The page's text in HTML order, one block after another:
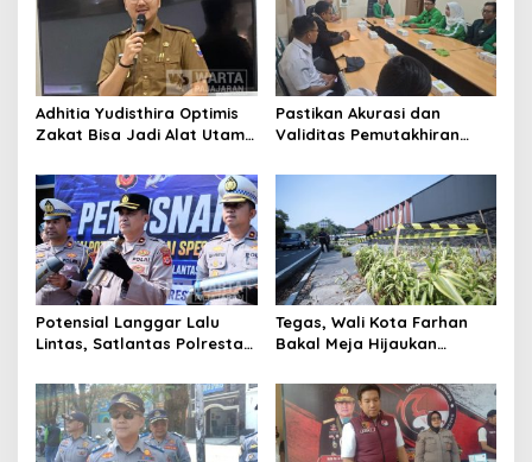
Adhitia Yudisthira Optimis
Zakat Bisa Jadi Alat Utama
Kota Cimahi
Pastikan Akurasi dan
Validitas Pemutakhiran
Cimahi Lakukan
Potensial Langgar Lalu
Lintas, Satlantas Polresta
Motor Berknalpot Brong
Tegas, Wali Kota Farhan
Bakal Meja Hijaukan
Riau